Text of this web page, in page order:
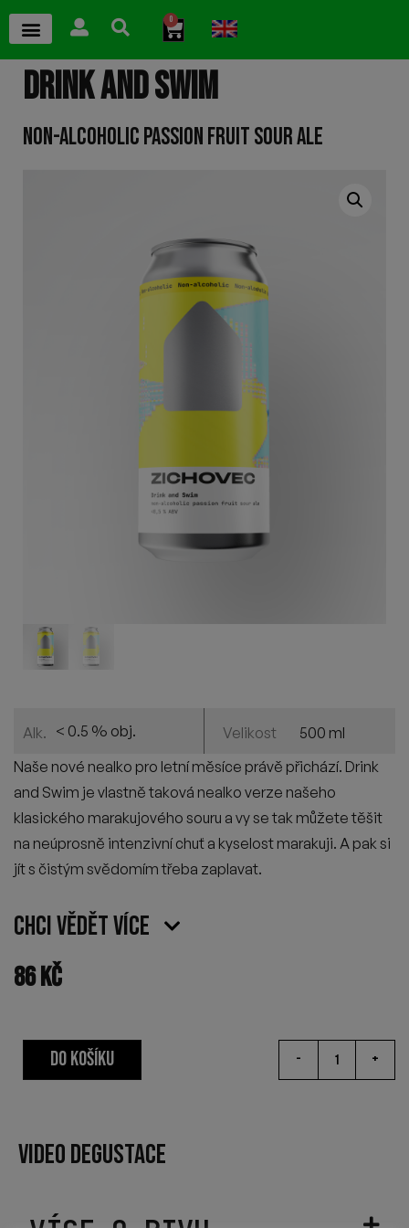
0
DRINK AND SWIM
NON-ALCOHOLIC PASSION FRUIT SOUR ALE
Alk. < 0.5 % obj. Velikost
500 ml
Naše nové nealko pro letní měsíce právě přichází. Drink
and Swim je vlastně taková nealko verze našeho
klasického marakujového souru a vy se tak můžete těšit
na neúprosně intenzivní chuť a kyselost marakuji. A pak si
jít s čistým svědomím třeba zaplavat.
Chci vědět více
86Kč
- +
DO KOŠÍKU
VIDEO DEGUSTACE